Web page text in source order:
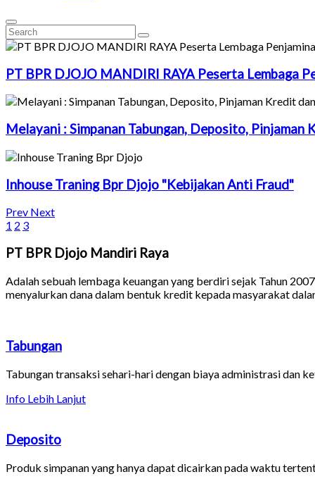
PT BPR DJOJO MANDIRI RAYA Peserta Lembaga
Melayani :Simpanan Tabungan, Deposito, Pinjaman
InhouseTraning Bpr Djojo "KebijakanAnti Fraud"
Prev Next
1 2 3
PT BPR Djojo Mandiri Raya
Adalah sebuah lembaga keuangan yang berdiri sejak Tahun
menyalurkan dana dalam bentuk kredit kepada masyarakat
Tabungan
Tabungan transaksi sehari-hari dengan biaya administrasi dan
Info Lebih Lanjut
Deposito
Produk simpanan yang hanya dapat dicairkan pada waktu